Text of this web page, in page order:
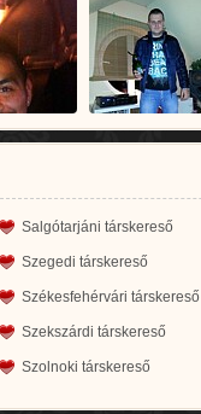
Salgótarjáni társkereső
Szegedi társkereső
Székesfehérvári társkereső
Szekszárdi társkereső
Szolnoki társkereső